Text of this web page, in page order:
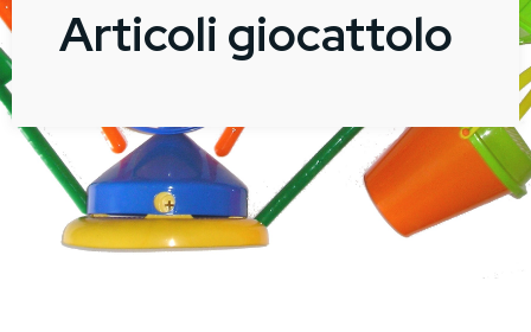
Articoli giocattolo